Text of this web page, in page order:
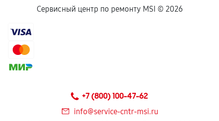
Сервисный центр по ремонту MSI © 2026
+7 (800) 100-47-62
info@service-cntr-msi.ru